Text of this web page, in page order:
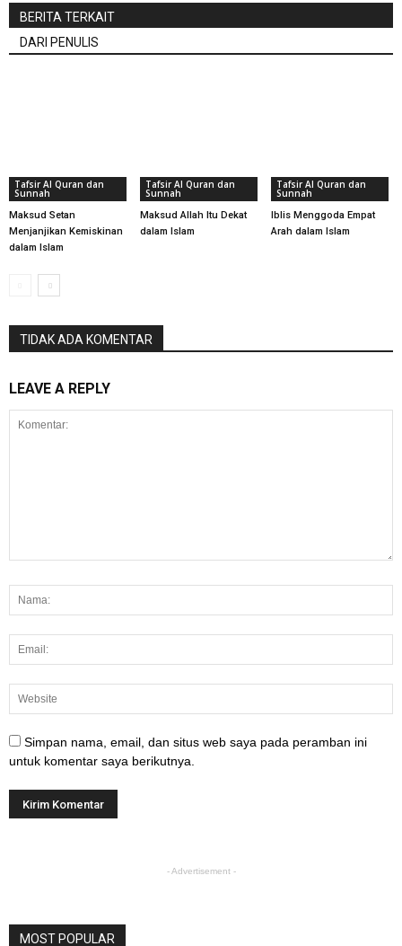
BERITA TERKAIT
DARI PENULIS
Tafsir Al Quran dan
Sunnah
Maksud Setan
Menjanjikan Kemiskinan
dalam Islam
Tafsir Al Quran dan
Sunnah
Maksud Allah Itu Dekat
dalam Islam
Tafsir Al Quran dan
Sunnah
Iblis Menggoda Empat
Arah dalam Islam
TIDAK ADA KOMENTAR
LEAVE A REPLY
Simpan nama, email, dan situs web saya pada peramban ini
untuk komentar saya berikutnya.
- Advertisement -
MOST POPULAR